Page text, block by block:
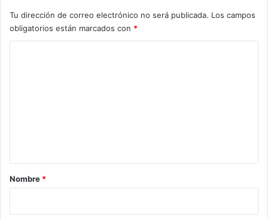
Tu dirección de correo electrónico no será publicada. Los campos
obligatorios están marcados con *
rNombre *